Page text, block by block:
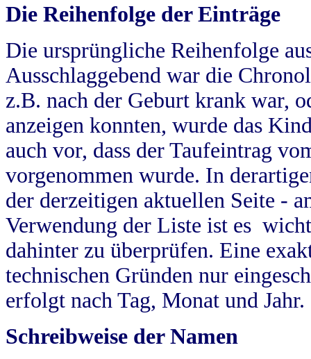
Die Reihenfolge der Einträge
Die ursprüngliche Reihenfolge
Ausschlaggebend war die
z.B. nach der Geburt krank war,
anzeigen konnten, wurde das
auch vor, dass der Taufeintrag
vorgenommen wurde. In
der derzeitigen aktuellen Seite -
Verwendung der Liste ist es
dahinter zu überprüfen. Eine
technischen Gründen nur
erfolgt nach Tag, Monat und Jahr.
Schreibweise der Namen